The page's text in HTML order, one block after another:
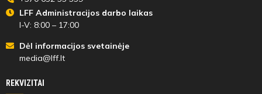
LFF Administracijos darbo laikas
I-V: 8:00 – 17:00
Dėl informacijos svetainėje
media@lff.lt
REKVIZITAI